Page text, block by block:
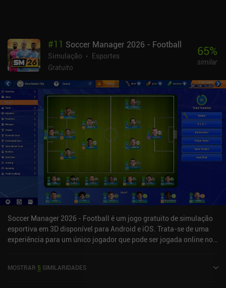
#11 Soccer Manager 2026 - Football
Simulação
Esportes
Gratuito
65%
similar
Soccer Manager 2026 - Football é um jogo gratuito de simulação
esportiva em 3D disponível para Android e iOS. Trata-se de uma
experiência para um único jogador que pode ser jogada online no
lançado em setembro de 2024 e tem uma avaliação atual de 4,4 de
MOSTRAR 5 SIMILARIDADES